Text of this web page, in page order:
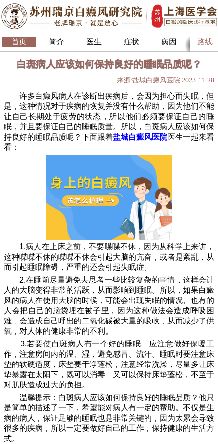
首页 简介 医生 症状 病因 路线
白斑病人应该如何保持良好的睡眠品质呢？
来源:盐城白癜风医院 2023-11-28
许多白癜风病人在诊断出疾病后，会因为担心而失眠，但
是，这种情况对于疾病的恢复并没有什么帮助，因为他们不能
让自己长期处于疲劳的状态，所以他们必须要保证自己的睡
眠，并且要保证自己的睡眠质量。所以，白斑病人应该如何保
持良好的睡眠品质呢？下面跟着盐城白癜风医院医生一起来看
看：
1.病人在上床之前，不要喋喋不休，因为从科学上来讲，
这种喋喋不休的喋喋不休会引起大脑的亢奋，或者是紊乱，从
而引起睡眠障碍，严重的还会引起失眠症。
2.在睡前尽量避免去思考一些比较复杂的事情，这样会让
人的大脑变得非常的活跃，从而影响到睡眠。所以，如果白癜
风的病人在使用大脑的时候，可能会出现失眠的情况。也有的
人会把自己的脑袋埋在被子里，因为这种做法会造成呼吸困
难，会造成自己呼出的二氧化碳被大量的吸收，从而减少了供
氧，对人体的健康非常的不利。
3.若要使白斑病人有一个好的睡眠，应注意做好保暖工
作，注意房间内的温、湿，避免感冒、流汗。睡眠时要注意床
垫的软硬适度，床垫要干净蓬松，注意经常洗澡，尽量多让床
垫暴露在太阳下，既可以消毒，又可以保持床垫蓬松，不至于
对肌肤造成过大的负担。
温馨提示：白斑病人应该如何保持良好的睡眠品质？他只
是简单的描述了一下，希望能对病人有一定的帮助。不仅是生
病的病人，保证足够的睡眠也是非常关键的，因为太累会导致
很多的疾病，所以一定要做好自己的工作，保持健康的生活方
式。